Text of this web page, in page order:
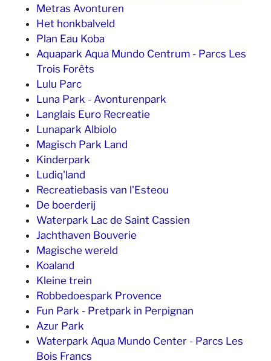
Metras Avonturen
Het honkbalveld
Plan Eau Koba
Aquapark Aqua Mundo Centrum - Parcs Les
Trois Forêts
Lulu Parc
Luna Park - Avonturenpark
Langlais Euro Recreatie
Lunapark Albiolo
Magisch Park Land
Kinderpark
Ludiq'land
Recreatiebasis van l'Esteou
De boerderij
Waterpark Lac de Saint Cassien
Jachthaven Bouverie
Magische wereld
Koaland
Kleine trein
Robbedoespark Provence
Fun Park - Pretpark in Perpignan
Azur Park
Waterpark Aqua Mundo Center - Parcs Les
Bois Francs